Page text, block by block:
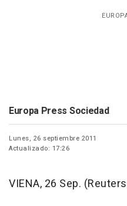
Europa Press Sociedad
Lunes, 26 septiembre 2011
Actualizado: 17:26
VIENA, 26 Sep.